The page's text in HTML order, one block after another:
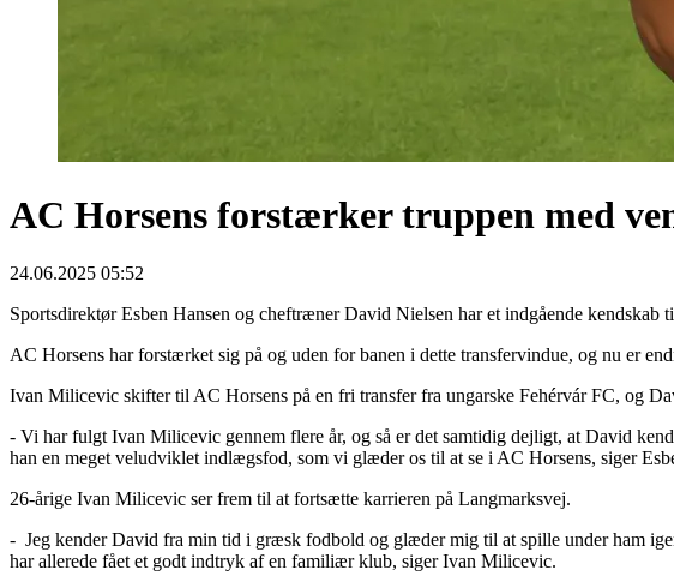
AC Horsens forstærker truppen med
24.06.2025 05:52
Sportsdirektør Esben Hansen og cheftræner David Nielsen har et indgående
AC Horsens har forstærket sig på og uden for banen i dette transfervindue, og nu er
Ivan Milicevic skifter til AC Horsens på en fri transfer fra ungarske Fehérvár FC, og
- Vi har fulgt Ivan Milicevic gennem flere år, og så er det samtidig dejligt, at David
han en meget veludviklet indlægsfod, som vi glæder os til at se i AC Horsens, siger
26-årige Ivan Milicevic ser frem til at fortsætte karrieren på Langmarksvej.
- Jeg kender David fra min tid i græsk fodbold og glæder mig til at spille under ham
har allerede fået et godt indtryk af en familiær klub, siger Ivan Milicevic.